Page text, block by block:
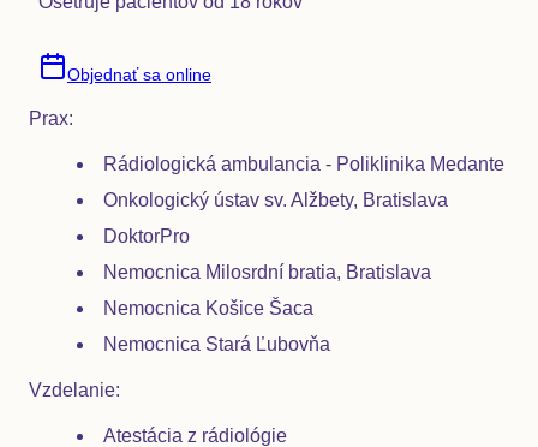
Objednať sa online
Prax:
Rádiologická ambulancia - Poliklinika Medante
Onkologický ústav sv. Alžbety, Bratislava
DoktorPro
Nemocnica Milosrdní bratia, Bratislava
Nemocnica Košice Šaca
Nemocnica Stará Ľubovňa
Vzdelanie:
Atestácia z rádiológie